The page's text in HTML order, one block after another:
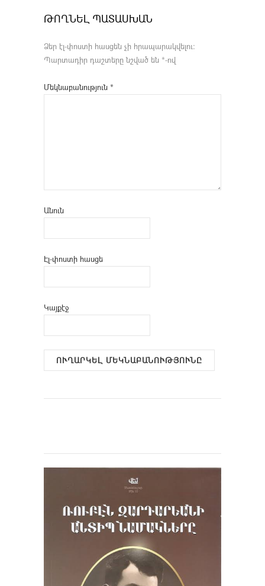
ԹՈՂՆԵԼ ՊԱՏԱՍԽԱՆ
Ձեր էլ-փոստի հասցեն չի հրապարակվելու։
Պարտադիր դաշտերը նշված են *-ով
Մեկնաբանություն *
Անուն
Էլ-փոստի հասցե
Կայքէջ